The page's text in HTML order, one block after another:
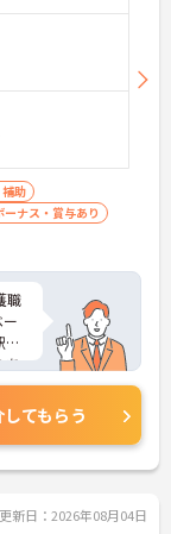
助
ーナス・賞与あり
職
か
あ
軽
てもらう
更新日：2026年08月04日